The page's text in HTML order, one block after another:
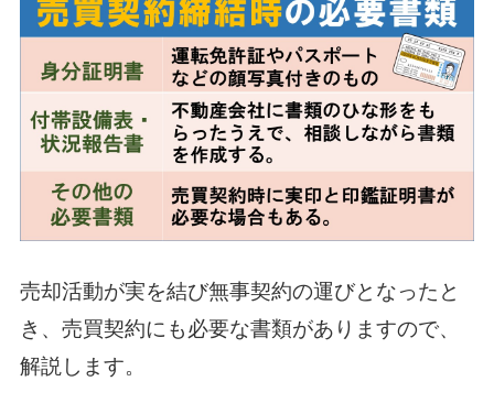
売却活動が実を結び無事契約の運びとなったと
き、売買契約にも必要な書類がありますので、
解説します。